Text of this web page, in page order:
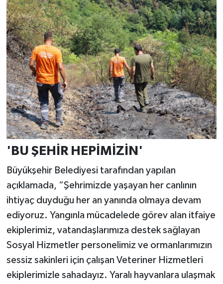
'BU ŞEHİR HEPİMİZİN'
Büyükşehir Belediyesi tarafından yapılan
açıklamada, “Şehrimizde yaşayan her canlının
ihtiyaç duyduğu her an yanında olmaya devam
ediyoruz. Yangınla mücadelede görev alan itfaiye
ekiplerimiz, vatandaşlarımıza destek sağlayan
Sosyal Hizmetler personelimiz ve ormanlarımızın
sessiz sakinleri için çalışan Veteriner Hizmetleri
ekiplerimizle sahadayız. Yaralı hayvanlara ulaşmak